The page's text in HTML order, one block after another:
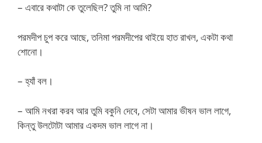
– এবারে কথাটা কে তুলেছিল? তুমি না আমি?
পরমদীপ চুপ করে আছে, তনিমা পরমদীপের থাইয়ে হাত রাখল, একটা কথা
শোনো।
– হ্যাঁ বল।
– আমি নখরা করব আর তুমি বকুনি দেবে, সেটা আমার ভীষন ভাল লাগে,
কিন্তু উলটোটা আমার একদম ভাল লাগে না।